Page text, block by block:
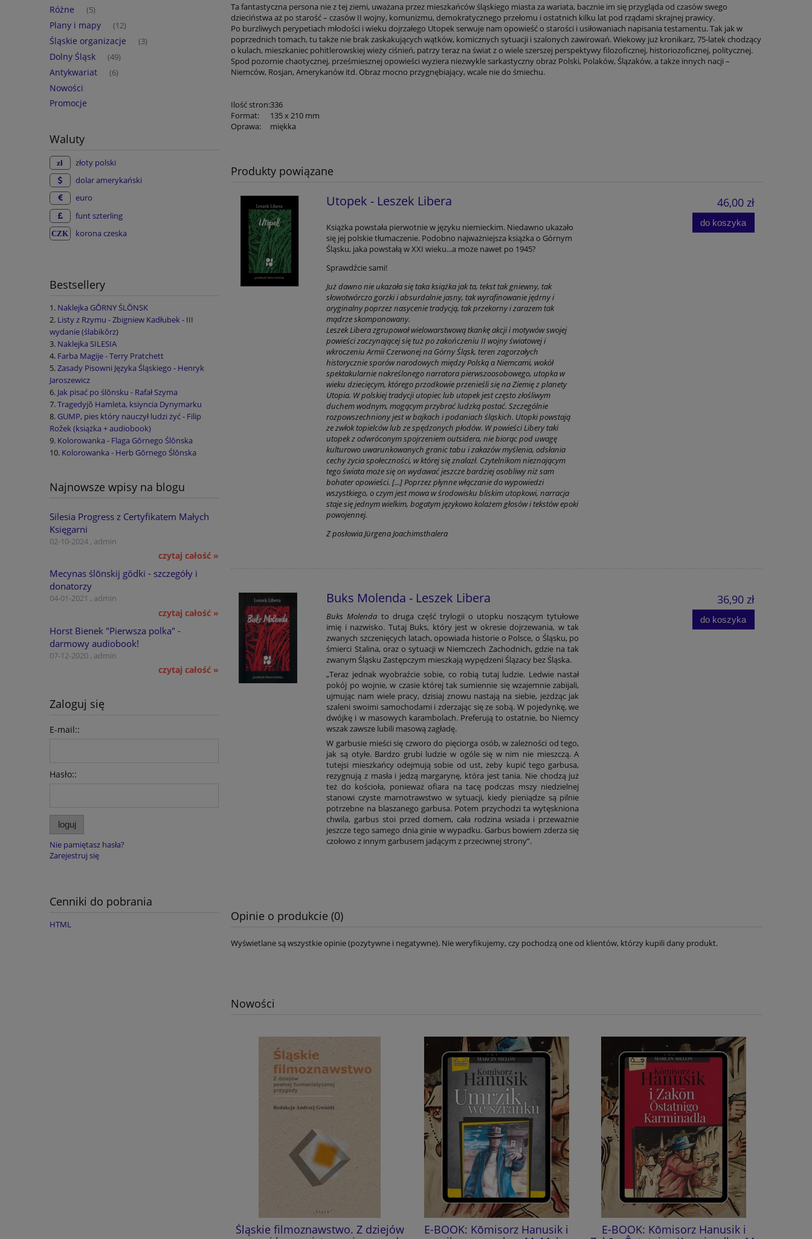
Różne (5)
Plany i mapy (12)
Śląskie organizacje (3)
Dolny Śląsk (49)
Antykwariat (6)
Nowości
Promocje
Waluty
złoty polski
dolar amerykański
euro
funt szterling
korona czeska
Bestsellery
Naklejka GŌRNY ŚLŌNSK
Listy z Rzymu - Zbigniew Kadłubek - III
wydanie (ślabikŏrz)
Naklejka SILESIA
Farba Magije - Terry Pratchett
Zasady Pisowni Języka Śląskiego - Henryk
Jaroszewicz
Jak pisać po ślōnsku - Rafał Szyma
Tragedyjŏ Hamleta, ksiyncia Dynymarku
GUMP, pies który nauczył ludzi żyć - Filip
Rožek (książka + audiobook)
Kolorowanka - Flaga Gōrnego Ślōnska
Kolorowanka - Herb Gōrnego Ślōnska
Najnowsze wpisy na blogu
Silesia Progress z Certyfikatem Małych
Księgarni
02-10-2024 , admin
czytaj całość »
Mecynas ślōnskij gŏdki - szczegóły i
donatorzy
04-01-2021 , admin
czytaj całość »
Horst Bienek "Pierwsza polka" -
darmowy audiobook!
07-12-2020 , admin
czytaj całość »
Zaloguj się
E-mail::
Hasło::
loguj
Nie pamiętasz hasła?
Zarejestruj się
Cenniki do pobrania
HTML
Ta fantastyczna persona nie z tej ziemi, uważana przez mieszkańców śląskiego miasta za wariata, bacznie im się przygląda od czasów swego
dzieciństwa aż po starość – czasów II wojny, komunizmu, demokratycznego przełomu i ostatnich kilku lat pod rządami skrajnej prawicy.
Po burzliwych perypetiach młodości i wieku dojrzałego Utopek serwuje nam opowieść o starości i usiłowaniach napisania testamentu. Tak jak w
poprzednich tomach, tu także nie brak zaskakujących wątków, komicznych sytuacji i szalonych zawirowań. Wiekowy już kronikarz, 75-latek chodzący
o kulach, mieszkaniec pohitlerowskiej wieży ciśnień, patrzy teraz na świat z o wiele szerszej perspektywy filozoficznej, historiozoficznej, politycznej.
Spod pozornie chaotycznej, prześmiesznej opowieści wyziera niezwykle sarkastyczny obraz Polski, Polaków, Ślązaków, a także innych nacji –
Niemców, Rosjan, Amerykanów itd. Obraz mocno przygnębiający, wcale nie do śmiechu.
Ilość stron:336
Format:
135 x 210 mm
Oprawa:
miękka
Produkty powiązane
Utopek - Leszek Libera
Książka powstała pierwotnie w języku niemieckim. Niedawno ukazało
się jej polskie tłumaczenie. Podobno najważniejsza książka o Górnym
Śląsku, jaka powstałą w XXI wieku...a może nawet po 1945?
Sprawdźcie sami!
Już dawno nie ukazała się taka książka jak ta, tekst tak gniewny, tak
słowotwórczo gorzki i absurdalnie jasny, tak wyrafinowanie jędrny i
oryginalny poprzez nasycenie tradycją, tak przekorny i zarazem tak
mądrze skomponowany.
Leszek Libera zgrupował wielowarstwową tkankę akcji i motywów swojej
powieści zaczynającej się tuż po zakończeniu II wojny światowej i
wkroczeniu Armii Czerwonej na Górny Śląsk, teren zagorzałych
historycznie sporów narodowych między Polską a Niemcami, wokół
spektakularnie nakreślonego narratora pierwszoosobowego, utopka w
wieku dziecięcym, którego przodkowie przenieśli się na Ziemię z planety
Utopia. W polskiej tradycji utopiec lub utopek jest często złośliwym
duchem wodnym, mogącym przybrać ludzką postać. Szczególnie
rozpowszechniony jest w bajkach i podaniach śląskich. Utopki powstają
ze zwłok topielców lub ze spędzonych płodów. W powieści Libery taki
utopek z odwróconym spojrzeniem outsidera, nie biorąc pod uwagę
kulturowo uwarunkowanych granic tabu i zakazów myślenia, odsłania
cechy życia społeczności, w której się znalazł. Czytelnikom nieznającym
tego świata może się on wydawać jeszcze bardziej osobliwy niż sam
bohater opowieści. [...] Poprzez płynne włączanie do wypowiedzi
wszystkiego, o czym jest mowa w środowisku bliskim utopkowi, narracja
staje się jednym wielkim, bogatym językowo kolażem głosów i tekstów epoki
powojennej.
Z posłowia Jürgena Joachimsthalera
46,00 zł
do koszyka
Buks Molenda - Leszek Libera
Buks Molenda to druga część trylogii o utopku noszącym tytułowe
imię i nazwisko. Tutaj Buks, który jest w okresie dojrzewania, w tak
zwanych szczenięcych latach, opowiada historie o Polsce, o Śląsku, po
śmierci Stalina, oraz o sytuacji w Niemczech Zachodnich, gdzie na tak
zwanym Śląsku Zastępczym mieszkają wypędzeni Ślązacy bez Śląska.
„Teraz jednak wyobraźcie sobie, co robią tutaj ludzie. Ledwie nastał
pokój po wojnie, w czasie której tak sumiennie się wzajemnie zabijali,
ujmując nam wiele pracy, dzisiaj znowu nastają na siebie, jeżdżąc jak
szaleni swoimi samochodami i zderzając się ze sobą. W pojedynkę, we
dwójkę i w masowych karambolach. Preferują to ostatnie, bo Niemcy
wszak zawsze lubili masową zagładę.
W garbusie mieści się czworo do pięciorga osób, w zależności od tego,
jak są otyłe. Bardzo grubi ludzie w ogóle się w nim nie mieszczą. A
tutejsi mieszkańcy odejmują sobie od ust, żeby kupić tego garbusa,
rezygnują z masła i jedzą margarynę, która jest tania. Nie chodzą już
też do kościoła, ponieważ ofiara na tacę podczas mszy niedzielnej
stanowi czyste marnotrawstwo w sytuacji, kiedy pieniądze są pilnie
potrzebne na blaszanego garbusa. Potem przychodzi ta wytęskniona
chwila, garbus stoi przed domem, cała rodzina wsiada i przeważnie
jeszcze tego samego dnia ginie w wypadku. Garbus bowiem zderza się
czołowo z innym garbusem jadącym z przeciwnej strony”.
36,90 zł
do koszyka
Opinie o produkcie (0)
Wyświetlane są wszystkie opinie (pozytywne i negatywne). Nie weryfikujemy, czy pochodzą one od klientów, którzy kupili dany produkt.
Nowości
Śląskie filmoznawstwo. Z dziejów
E-BOOK: Kōmisorz Hanusik i
E-BOOK: Kōmisorz Hanusik i